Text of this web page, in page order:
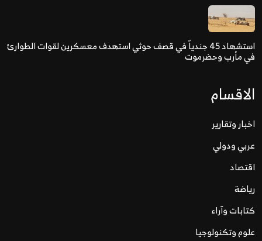
استشهاد 45 جندياً في قصف حوثي استهدف معسكرين لقوات الطوارئ
في مأرب وحضرموت
الاقسام
اخبار وتقارير
عربي ودولي
اقتصاد
رياضة
كتابات وآراء
علوم وتكنولوجيا